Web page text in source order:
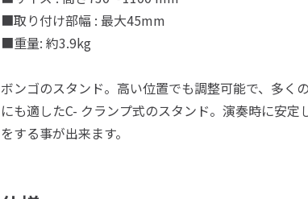
■取り付け部幅 : 最大45mm
■重量: 約3.9kg
ボンゴのスタンド。高い位置でも調整可能で、多く
にも適したC- クランプ式のスタンド。演奏時に安定
をする事が出来ます。